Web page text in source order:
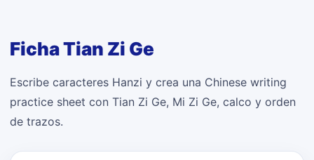
Ficha Tian Zi Ge
Escribe caracteres Hanzi y crea una Chinese writing
practice sheet con Tian Zi Ge, Mi Zi Ge, calco y orden
de trazos.